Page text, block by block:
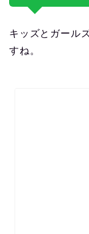
キッズとガール
すね。